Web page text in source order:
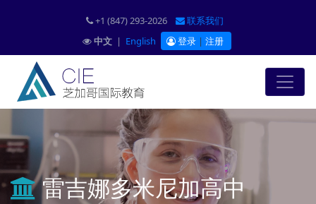
+1 (847) 293-2026
联系我们
中文 | English 登录 | 注册
雷吉娜多米尼加高中